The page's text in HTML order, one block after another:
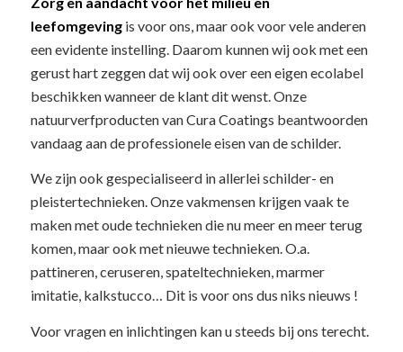
leefomgevingis voor ons, maar ook voor vele anderen
een evidente instelling. Daarom kunnen wij ook met een
gerust hart zeggen dat wij ook over een eigen ecolabel
beschikken wanneer de klant dit wenst. Onze
natuurverfproducten van Cura Coatings beantwoorden
vandaag aan de professionele eisen van de schilder.
We zijn ook gespecialiseerd in allerlei schilder- en
pleistertechnieken. Onze vakmensen krijgen vaak te
maken met oude technieken die nu meer en meer terug
komen, maar ook met nieuwe technieken. O.a.
pattineren, ceruseren, spateltechnieken, marmer
imitatie, kalkstucco… Dit is voor ons dus niks nieuws !
Voor vragen en inlichtingen kan u steeds bij ons terecht.